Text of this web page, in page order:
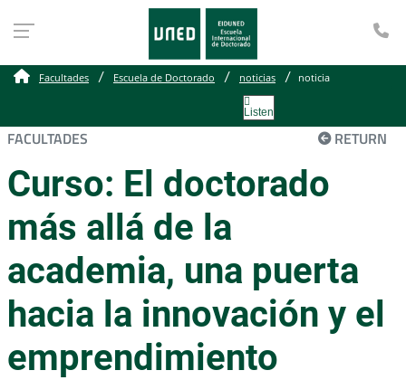
Facultades Escuela de Doctorado noticias noticia
Listen
FACULTADES RETURN
Curso: El doctorado
más allá de la
academia, una puerta
hacia la innovación y el
emprendimiento